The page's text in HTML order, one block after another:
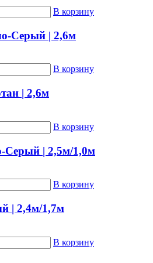
В корзину
Серый | 2,6м
В корзину
| 2,6м
В корзину
Серый | 2,5м/1,0м
В корзину
| 2,4м/1,7м
В корзину